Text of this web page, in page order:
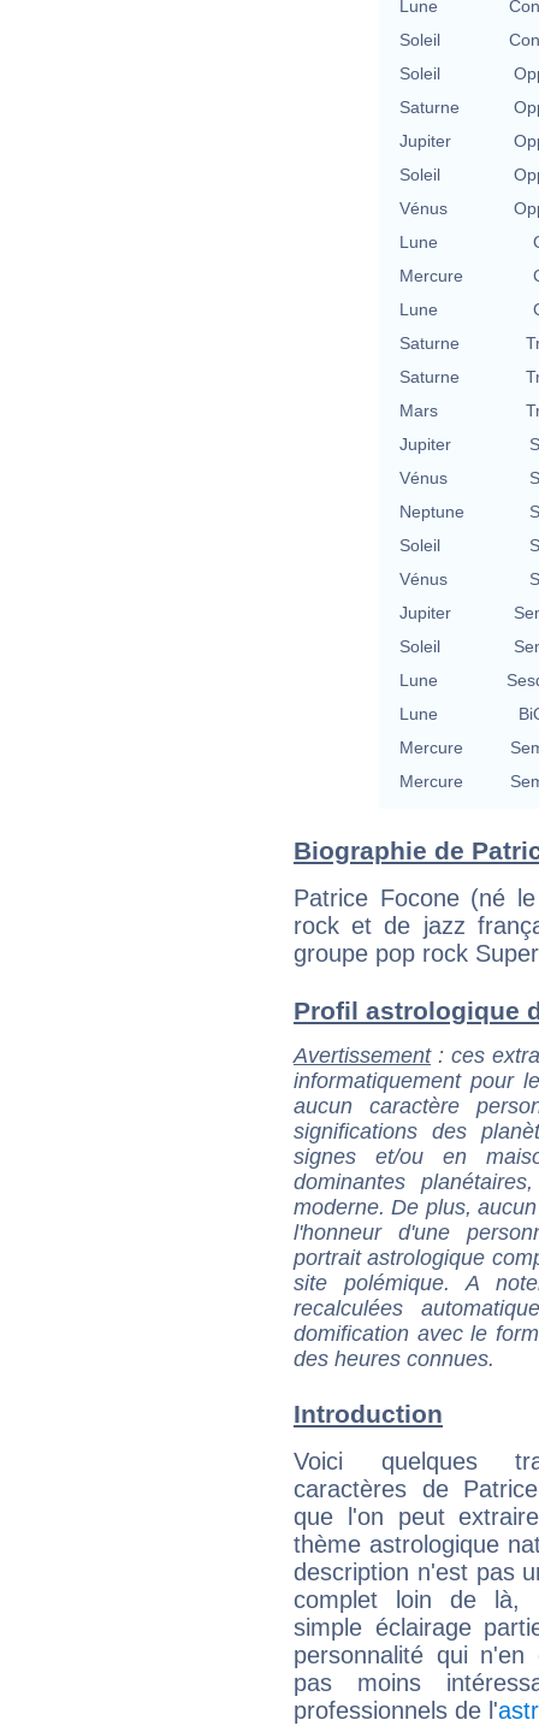
Lune
Soleil
Soleil
Saturne
Jupiter
Soleil
Vénus
Lune
Mercure
Lune
Saturne
Saturne
Mars
Jupiter
Vénus
Neptune
Soleil
Vénus
Jupiter
Soleil
Lune
Lune
Mercure
Mercure
Biographie de
Patrice Focone (né
rock et de jazz
groupe pop rock
Profil astrologique
Avertissement: ces
informatiquement pour
aucun caractère
significations des
signes et/ou en
dominantes
moderne. De plus,
l'honneur d'une
portrait astrologique
site polémique. A
recalculées
domification avec le
des heures connues.
Introduction
Voici quelques
caractères de
que l'on peut
thème astrologique
description n'est pas
complet loin de là,
simple éclairage
personnalité qui n'en
pas moins
professionnels de l'